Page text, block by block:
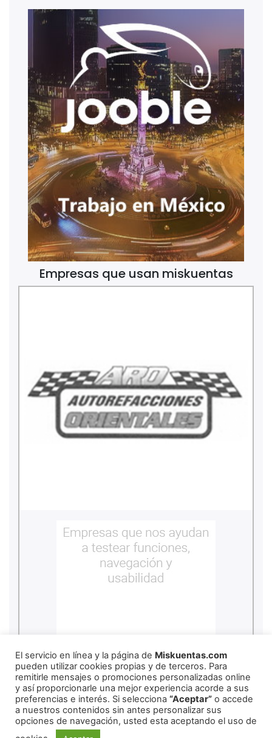
Empresas que usan miskuentas
REDES SOCIALES
El servicio en línea y la página de Miskuentas.com
pueden utilizar cookies propias y de terceros. Para
remitirle mensajes o promociones personalizadas online
y así proporcionarle una mejor experiencia acorde a sus
preferencias e interés. Si selecciona “Aceptar” o accede
a nuestros contenidos sin antes personalizar sus
opciones de navegación, usted esta aceptando el uso de